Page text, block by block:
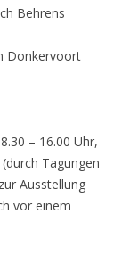
Behrens
Donkervoort
– 16.00 Uhr,
Tagungen
Ausstellung
vor einem